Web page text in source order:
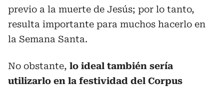
previo a la muerte de Jesús; por lo tanto,
resulta importante para muchos hacerlo en
la Semana Santa.
No obstante, lo ideal también sería
utilizarlo en la festividad del Corpus